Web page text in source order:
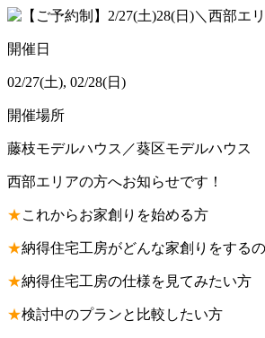
開催日
02/27(土), 02/28(日)
開催場所
藤枝モデルハウス／葵区モデルハウス
西部エリアの方へお知らせです！
★これからお家創りを始める方
★納得住宅工房がどんな家創りをする
★納得住宅工房の仕様を見てみたい方
★検討中のプランと比較したい方